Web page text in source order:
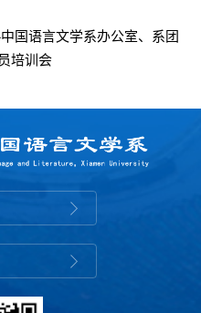
国语言文学系办公室、系团
培训会